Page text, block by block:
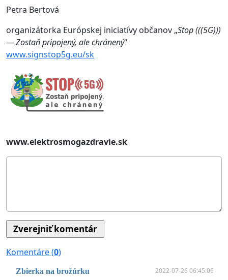
Petra Bertová
organizátorka Európskej iniciatívy občanov „Stop (((5G)))
— Zostaň pripojený, ale chránený“
www.signstop5g.eu/sk
www.elektrosmogazdravie.sk
Komentáre (0)
Zbierka na brožúrku 2022-07-26 06:45:06